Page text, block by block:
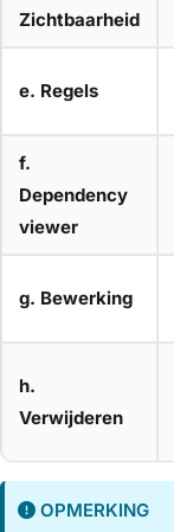
Zichtbaarheid
e. Regels
f.
Dependency
viewer
g. Bewerking
h.
Verwijderen
OPMERKING